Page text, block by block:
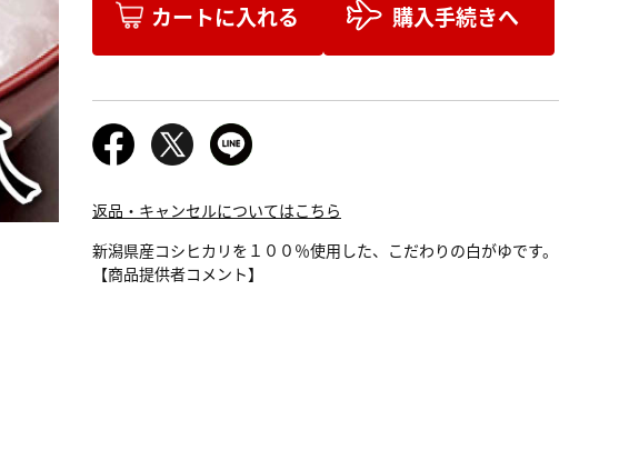
カートに入れる 購入手続きへ
返品・キャンセルについてはこちら
新潟県産コシヒカリを１００％使用した、こだわりの白がゆです。
【商品提供者コメント】